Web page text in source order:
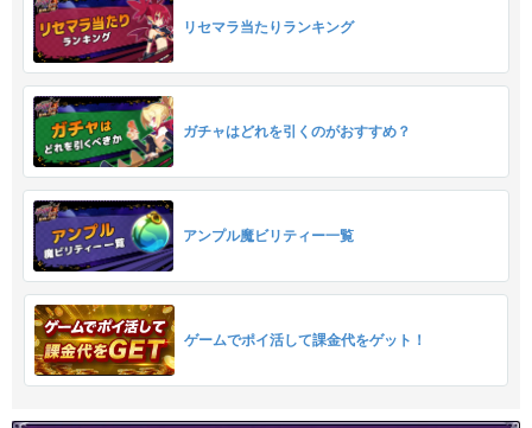
リセマラ当たりランキング
ガチャはどれを引くのがおすすめ？
アンプル魔ビリティー一覧
ゲームでポイ活して課金代をゲット！